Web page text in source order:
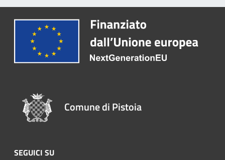
Comune di Pistoia
SEGUICI SU